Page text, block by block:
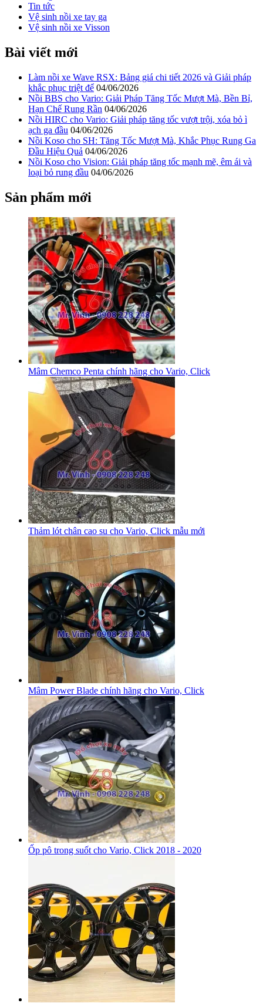
Tin tức
Vệ sinh nồi xe tay ga
Vệ sinh nồi xe Visson
Bài viết mới
Làm nồi xe Wave RSX: Bảng giá chi tiết 2026 và Giải pháp
khắc phục triệt để 04/06/2026
Nồi BBS cho Vario: Giải Pháp Tăng Tốc Mượt Mà, Bền Bỉ,
Hạn Chế Rung Rần 04/06/2026
Nồi HIRC cho Vario: Giải pháp tăng tốc vượt trội, xóa bỏ ì
ạch ga đầu 04/06/2026
Nồi Koso cho SH: Tăng Tốc Mượt Mà, Khắc Phục Rung Ga
Đầu Hiệu Quả 04/06/2026
Nồi Koso cho Vision: Giải pháp tăng tốc mạnh mẽ, êm ái và
loại bỏ rung đầu 04/06/2026
Sản phẩm mới
Mâm Chemco Penta chính hãng cho Vario, Click
Thảm lót chân cao su cho Vario, Click mẫu mới
Mâm Power Blade chính hãng cho Vario, Click
Ốp pô trong suốt cho Vario, Click 2018 - 2020